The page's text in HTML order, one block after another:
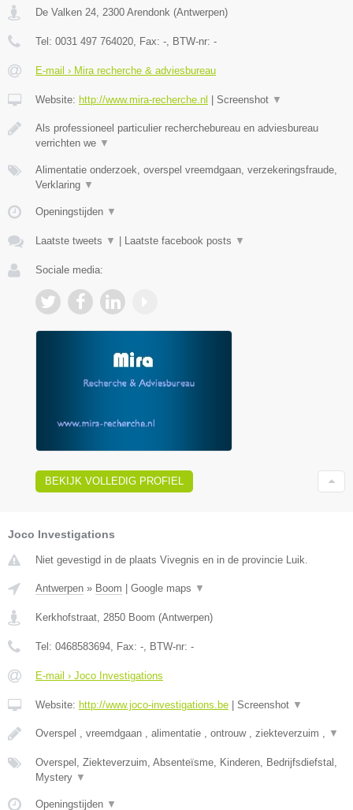
De Valken 24, 2300 Arendonk (Antwerpen)
Tel: 0031 497 764020, Fax: -, BTW-nr: -
E-mail › Mira recherche & adviesbureau
Website: http://www.mira-recherche.nl Screenshot ▼
Als professioneel particulier recherchebureau en adviesbureau
verrichten we ▼
Alimentatie onderzoek, overspel vreemdgaan, verzekeringsfraude,
Verklaring ▼
Openingstijden ▼
Laatste tweets ▼ Laatste facebook posts ▼
Sociale media:
BEKIJK VOLLEDIG PROFIEL
Joco Investigations
Niet gevestigd in de plaats Vivegnis en in de provincie Luik.
Antwerpen » Boom Google maps ▼
Kerkhofstraat 2850 Boom (Antwerpen)
Tel: 0468583694 , Fax: - , BTW-nr: -
E-mail › Joco Investigations
Website: http://www.joco-investigations.be Screenshot ▼
Overspel , vreemdgaan , alimentatie , ontrouw , ziekteverzuim , ▼
Overspel, Ziekteverzuim, Absenteïsme, Kinderen, Bedrijfsdiefstal,
Mystery ▼
Openingstijden ▼